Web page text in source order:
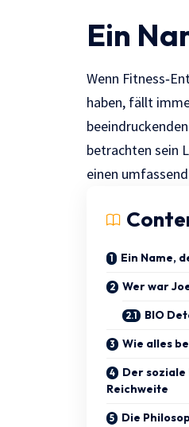
Ein
Wenn
haben, fällt
betrachten sein
einen
Ein Name,
Wer war
BIO
Wie alles
Der
Reichweite
Die